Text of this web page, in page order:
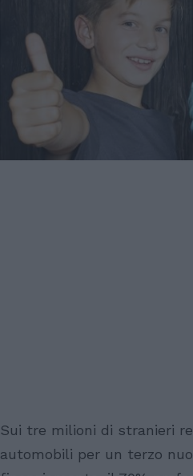
Sui tre milioni di stranieri
automobili per un terzo